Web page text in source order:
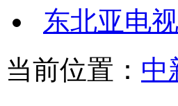
东北亚电
当前位置： 中